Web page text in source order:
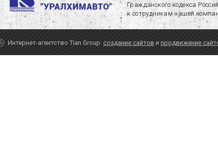
Гражданского кодекса
к сотрудникам нашей
Интернет-агентство Tian Group: создание сайтов и продвижение